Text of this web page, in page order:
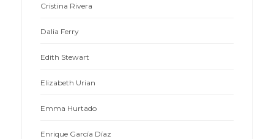
Cristina Rivera
Dalia Ferry
Edith Stewart
Elizabeth Urian
Emma Hurtado
Enrique García Díaz